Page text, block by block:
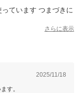
ています つまづきに
さらに表示
2025/11/18
す。